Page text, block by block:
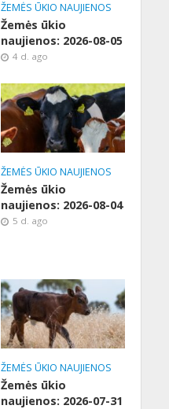
ŽEMĖS ŪKIO NAUJIENOS
Žemės ūkio
naujienos: 2026-08-05
4 d. ago
ŽEMĖS ŪKIO NAUJIENOS
Žemės ūkio
naujienos: 2026-08-04
5 d. ago
ŽEMĖS ŪKIO NAUJIENOS
Žemės ūkio
naujienos: 2026-07-31